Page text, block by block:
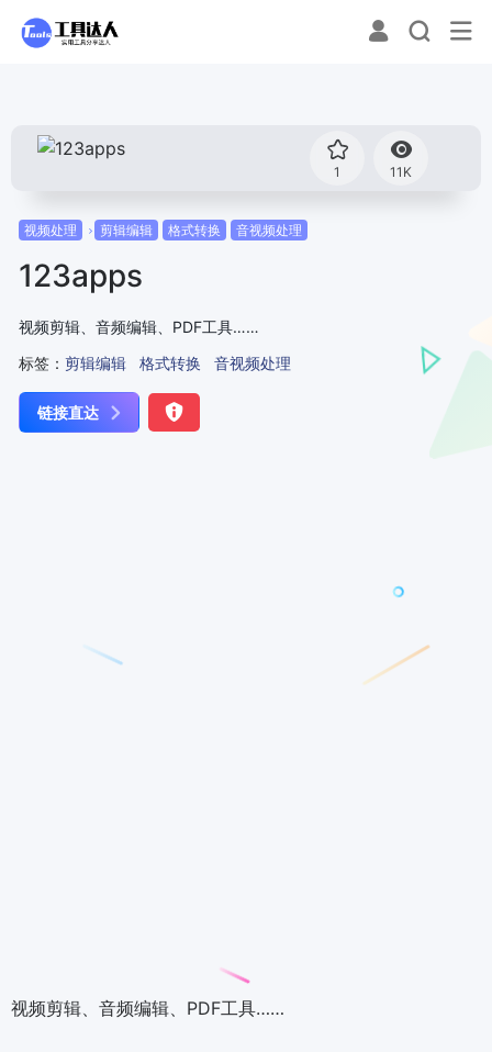
1 11K
视频处理 剪辑编辑 格式转换 音视频处理
123apps
视频剪辑、音频编辑、PDF工具……
标签： 剪辑编辑 格式转换 音视频处理
链接直达
视频剪辑、音频编辑、PDF工具……